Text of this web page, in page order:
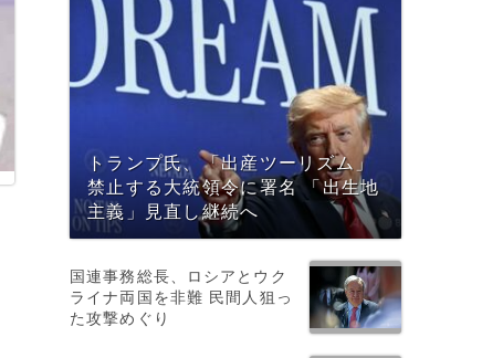
トランプ氏、「出産ツーリズム」
禁止する大統領令に署名 「出生地
主義」見直し継続へ
国連事務総長、ロシアとウク
ライナ両国を非難 民間人狙っ
た攻撃めぐり